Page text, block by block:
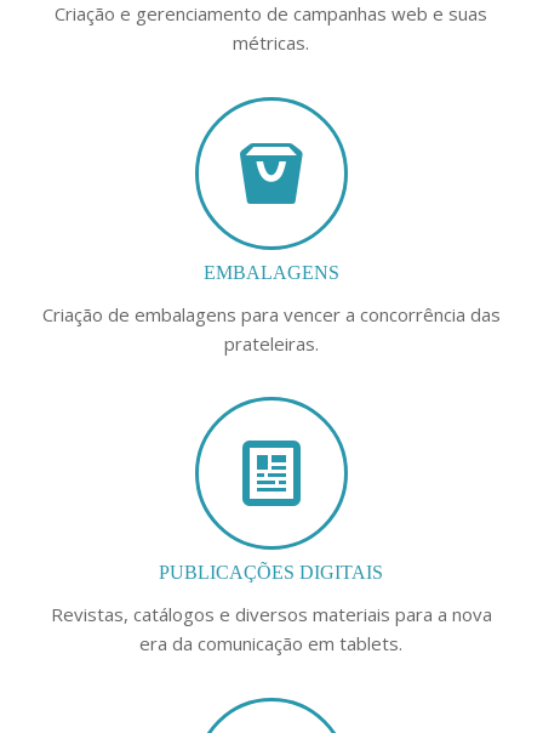
Criação e gerenciamento de campanhas web e suas
métricas.
EMBALAGENS
Criação de embalagens para vencer a concorrência das
prateleiras.
PUBLICAÇÕES DIGITAIS
Revistas, catálogos e diversos materiais para a nova
era da comunicação em tablets.